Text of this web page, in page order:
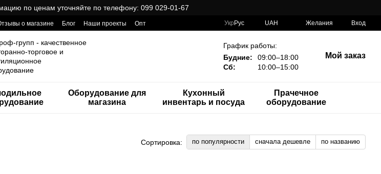
по ценам уточняйте по телефону: 099 029-01-67
о магазине Блог Наши проекты
Опт
Укр Рус UAH Желания Вход
График работы:
Будние:
09:00–18:00
Сб:
10:00–15:00
Мой заказ
Оборудование для
магазина
Кухонный
инвентарь и посуда
Прачечное
оборудование
Сортировка: по популярности сначала дешевле по названию